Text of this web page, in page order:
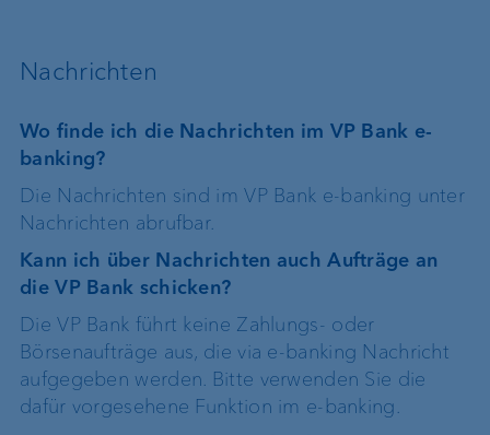
Nachrichten
Wo finde ich die Nachrichten im VP Bank e-
banking?
Die Nachrichten sind im VP Bank e-banking unter
Nachrichten abrufbar.
Kann ich über Nachrichten auch Aufträge an
die VP Bank schicken?
Die VP Bank führt keine Zahlungs- oder
Börsenaufträge aus, die via e-banking Nachricht
aufgegeben werden. Bitte verwenden Sie die
dafür vorgesehene Funktion im e-banking.